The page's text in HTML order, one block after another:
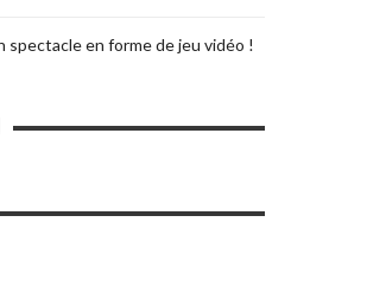
spectacle en forme de jeu vidéo !